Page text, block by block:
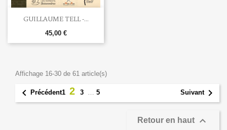
GUILLAUME TELL -...
45,00 €
Affichage 16-30 de 61 article(s)
 Précédent1 2 3 … 5 Suivant
Retour en haut 